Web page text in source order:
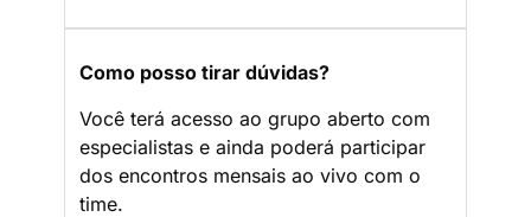
Como posso tirar dúvidas?
Você terá acesso ao grupo aberto com
especialistas e ainda poderá participar
dos encontros mensais ao vivo com o
time.